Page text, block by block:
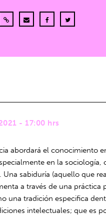
- 17:00 hrs
abordará el conocimiento
en la sociología,
Una sabiduría (aquello que
a través de una práctica
una tradición especifica
intelectuales; que es